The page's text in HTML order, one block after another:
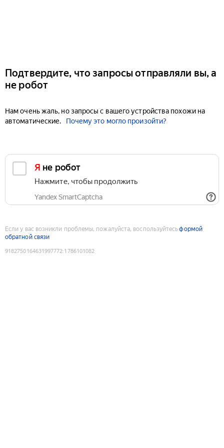
Подтвердите, что запросы отправляли вы, а
не робот
Нам очень жаль, но запросы с вашего устройства похожи на
автоматические.
Почему это могло произойти?
Я не робот
Нажмите, чтобы продолжить
Yandex SmartCaptcha
Если у вас возникли проблемы, пожалуйста, воспользуйтесьформой
обратной связи
9182750164631997772:1786101082